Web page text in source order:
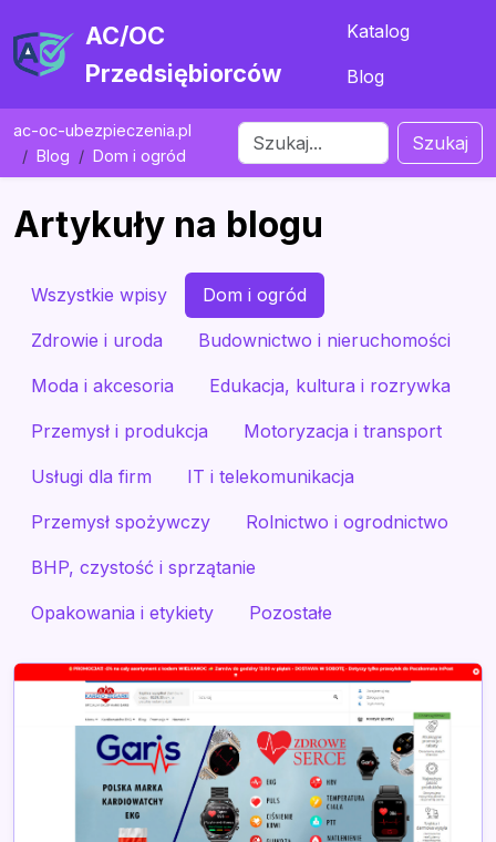
AC/OC
Przedsiębiorców
Katalog
Blog
ac-oc-ubezpieczenia.pl
Blog
Dom i ogród
Szukaj
Artykuły na blogu
Wszystkie wpisy Dom i ogród
Zdrowie i uroda Budownictwo i nieruchomości
Moda i akcesoria Edukacja, kultura i rozrywka
Przemysł i produkcja Motoryzacja i transport
Usługi dla firm IT i telekomunikacja
Przemysł spożywczy Rolnictwo i ogrodnictwo
BHP, czystość i sprzątanie
Opakowania i etykiety Pozostałe